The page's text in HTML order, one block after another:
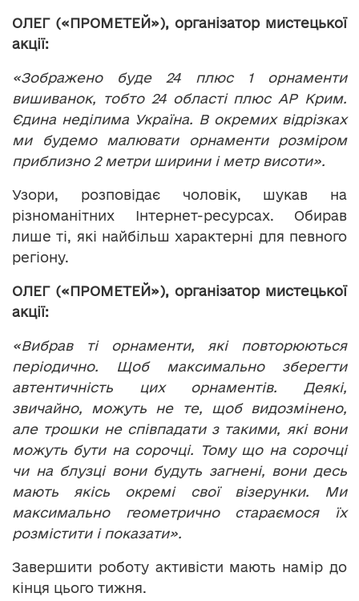
ОЛЕГ («ПРОМЕТЕЙ»), організатор мистецької
акції:
«Зображено буде 24 плюс 1 орнаменти
вишиванок, тобто 24 області плюс АР Крим.
Єдина неділима Україна. В окремих відрізках
ми будемо малювати орнаменти розміром
приблизно 2 метри ширини і метр висоти».
Узори, розповідає чоловік, шукав на
різноманітних Інтернет-ресурсах. Обирав
лише ті, які найбільш характерні для певного
регіону.
ОЛЕГ («ПРОМЕТЕЙ»), організатор мистецької
акції:
«Вибрав ті орнаменти, які повторюються
періодично. Щоб максимально зберегти
автентичність цих орнаментів. Деякі,
звичайно, можуть не те, щоб видозмінено,
але трошки не співпадати з такими, які вони
можуть бути на сорочці. Тому що на сорочці
чи на блузці вони будуть загнені, вони десь
мають якісь окремі свої візерунки. Ми
максимально геометрично стараємося їх
розмістити і показати».
Завершити роботу активісти мають намір до
кінця цього тижня.